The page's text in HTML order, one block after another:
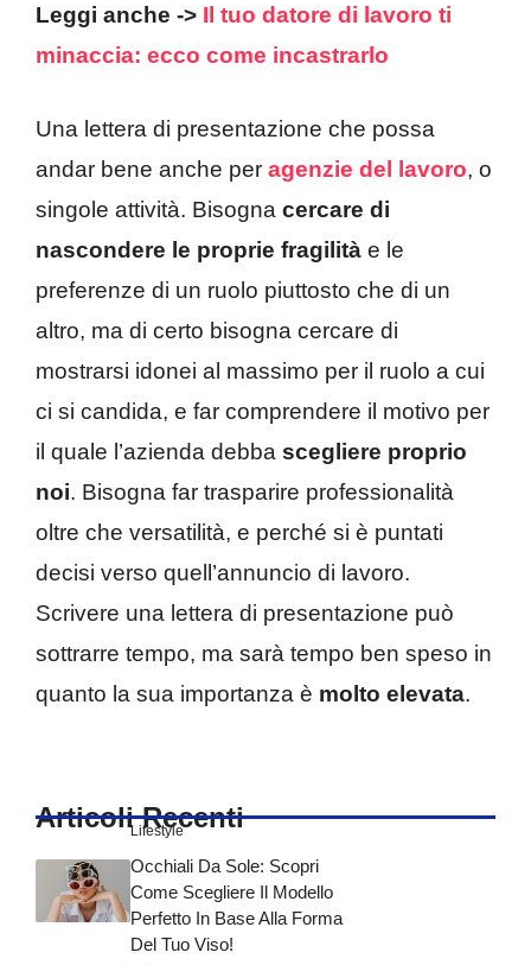
Leggi anche -> Il tuo datore di lavoro ti
minaccia: ecco come incastrarlo
Una lettera di presentazione che possa
andar bene anche per agenzie del lavoro, o
singole attività. Bisogna cercare di
nascondere le proprie fragilità e le
preferenze di un ruolo piuttosto che di un
altro, ma di certo bisogna cercare di
mostrarsi idonei al massimo per il ruolo a cui
ci si candida, e far comprendere il motivo per
il quale l’azienda debba scegliere proprio
noi. Bisogna far trasparire professionalità
oltre che versatilità, e perché si è puntati
decisi verso quell’annuncio di lavoro.
Scrivere una lettera di presentazione può
sottrarre tempo, ma sarà tempo ben speso in
quanto la sua importanza è molto elevata.
Articoli Recenti
Lifestyle
Occhiali Da Sole: Scopri
Come Scegliere Il Modello
Perfetto In Base Alla Forma
Del Tuo Viso!